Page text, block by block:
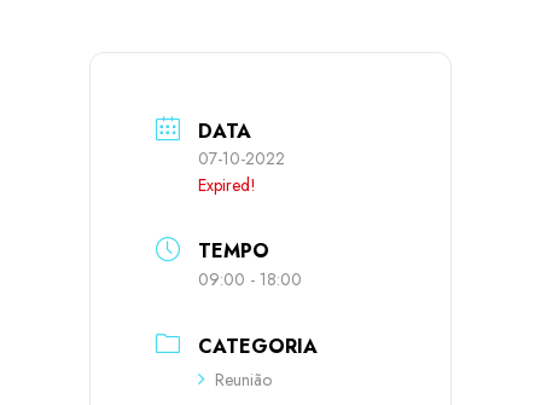
DATA
07-10-2022
Expired!
TEMPO
09:00 - 18:00
CATEGORIA
Reunião